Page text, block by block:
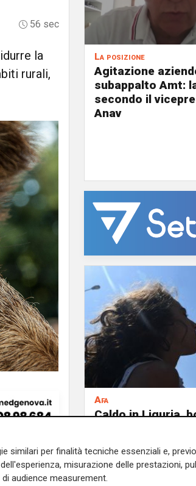
56 sec
la
rurali,
previsto
La posizione
Agitazione
subappalto Amt:
secondo il
Anav
Afa
Caldo in Liguria,
anche sabato:
similari per finalità tecniche essenziali e,
misurazione delle prestazioni,
audience measurement.